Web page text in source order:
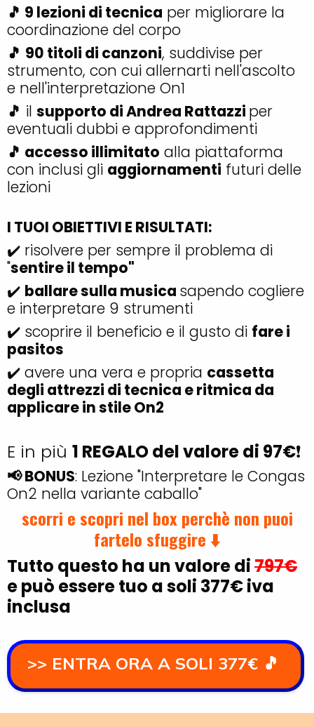
🎵 9 lezioni di tecnica per migliorare la
coordinazione del corpo
🎵 90 titoli di canzoni, suddivise per
strumento, con cui allernarti nell'ascolto
e nell'interpretazione On1
🎵 il supporto di Andrea Rattazzi per
eventuali dubbi e approfondimenti
🎵 accesso illimitato alla piattaforma
con inclusi gli aggiornamenti futuri delle
lezioni
I TUOI OBIETTIVI E RISULTATI:
✔️ risolvere per sempre il problema di
"sentire il tempo"
✔️ ballare sulla musica sapendo cogliere
e interpretare 9 strumenti
✔️ scoprire il beneficio e il gusto di fare i
pasitos
✔️ avere una vera e propria cassetta
degli attrezzi di tecnica e ritmica da
applicare in stile On2
E in più 1 REGALO del valore di 97€❗
📢 BONUS: Lezione "Interpretare le Congas
On2 nella variante caballo"
scorri e scopri nel box perchè non puoi
fartelo sfuggire ⬇️
Tutto questo ha un valore di797€
e può essere tuo a soli 377€ iva
inclusa
>> ENTRA ORA A SOLI 377€ 🎵